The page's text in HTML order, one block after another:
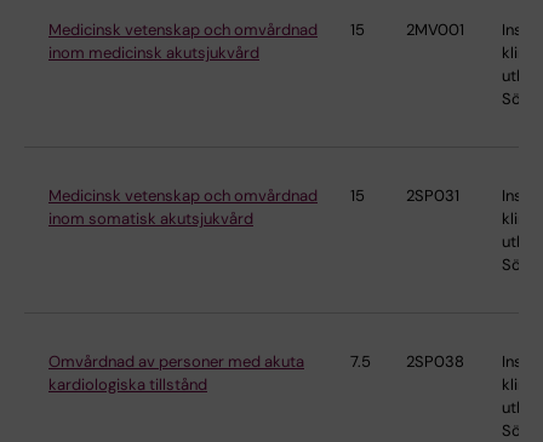
Medicinsk vetenskap och omvårdnad
inom medicinsk akutsjukvård
15 2MV001
Medicinsk vetenskap och omvårdnad
inom somatisk akutsjukvård
15 2SP031
Omvårdnad av personer med akuta
kardiologiska tillstånd
7.5 2SP038